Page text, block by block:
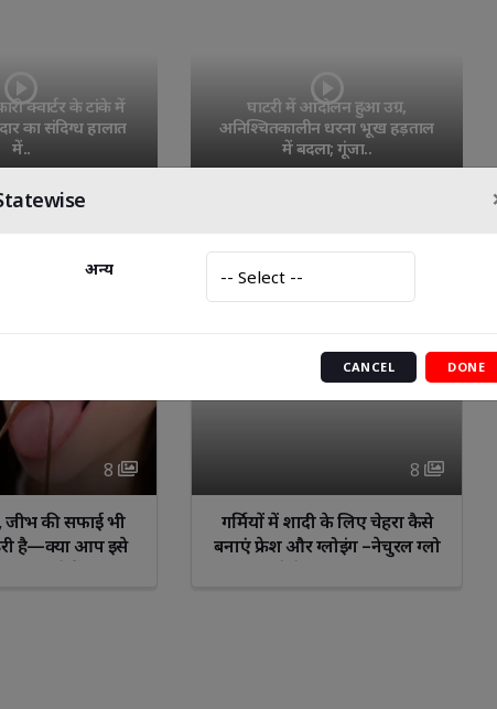
क्वार्टर के टांके में
का संदिग्ध हालात
में..
घाटरी में आंदोलन हुआ उग्र,
अनिश्चितकालीन धरना भूख हड़ताल
में बदला; गूंजा..
8
जीभ की सफाई भी
है—क्या आप इसे
8
गर्मियों में शादी के लिए चेहरा कैसे
बनाएं फ्रेश और ग्लोइंग –नेचुरल ग्लो
अन्य
CANCEL DONE